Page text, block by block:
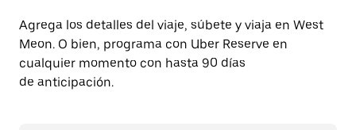
Agrega los detalles del viaje, súbete y viaja en West
Meon. O bien, programa con Uber Reserve en
cualquier momento con hasta 90 días
de anticipación.